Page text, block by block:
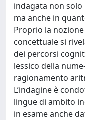
indagata non
ma anche in
Proprio la
concettuale si
dei percorsi
lessico della
ragionamento
L’indagine è
lingue di ambito
in esame anche